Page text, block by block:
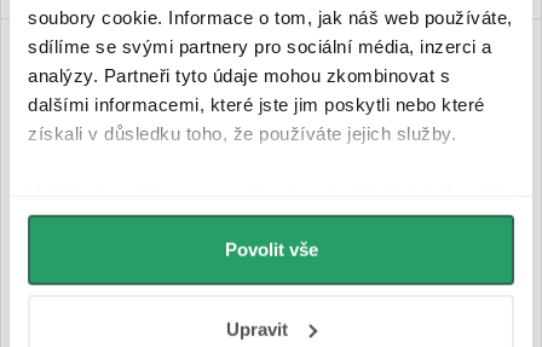
soubory cookie. Informace o tom, jak náš web používáte,
sdílíme se svými partnery pro sociální média, inzerci a
analýzy. Partneři tyto údaje mohou zkombinovat s
dalšími informacemi, které jste jim poskytli nebo které
získali v důsledku toho, že používáte jejich služby.
můžeme používat cookies pro analytiku a
personalizovanou reklamu. Jak Google zpracovává
osobní údaje najdete na stránkách
Povolit vše
Upravitpolička/nika s okrajem do